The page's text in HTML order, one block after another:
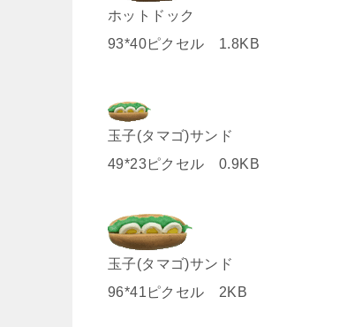
ホットドック
93*40ピクセル 1.8KB
玉子(タマゴ)サンド
49*23ピクセル 0.9KB
玉子(タマゴ)サンド
96*41ピクセル 2KB